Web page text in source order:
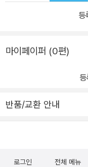
등
마이페이퍼 (0편)
반품/교환 안내
로그인 전체 메뉴